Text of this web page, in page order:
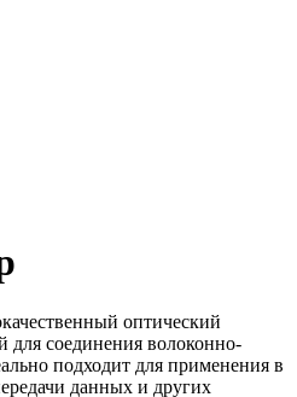
оптический
для соединения волоконно-
подходит для применения в
данных и других